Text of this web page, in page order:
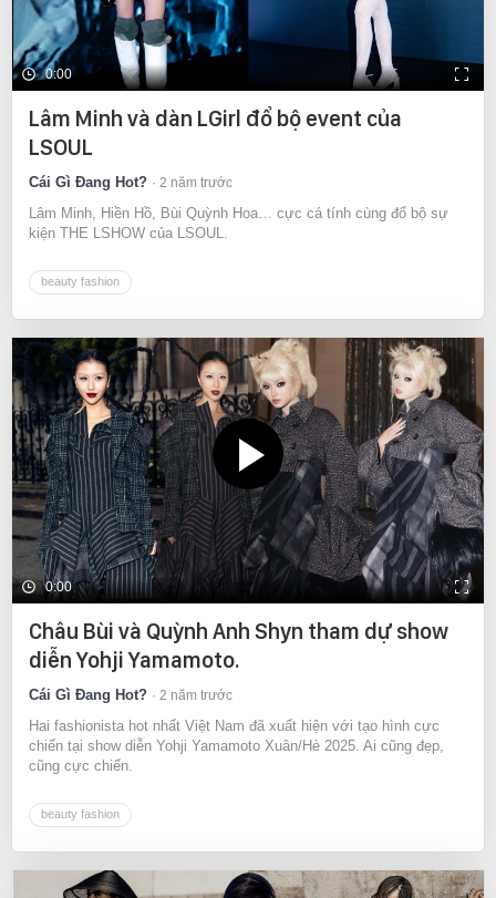
0:00
Lâm Minh và dàn LGirl đổ bộ event của
LSOUL
Cái Gì Đang Hot? 2 năm trước
Lâm Minh, Hiền Hồ, Bùi Quỳnh Hoa… cực cá tính cùng đổ bộ sự
kiện THE LSHOW của LSOUL.
beauty fashion
0:00
Châu Bùi và Quỳnh Anh Shyn tham dự show
diễn Yohji Yamamoto.
Cái Gì Đang Hot? 2 năm trước
Hai fashionista hot nhất Việt Nam đã xuất hiện với tạo hình cực
chiến tại show diễn Yohji Yamamoto Xuân/Hè 2025. Ai cũng đẹp,
cũng cực chiến.
beauty fashion